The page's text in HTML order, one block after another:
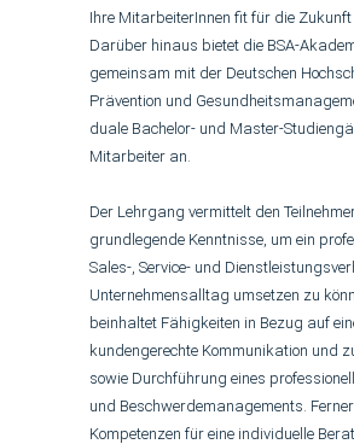
Ihre MitarbeiterInnen fit für die Zukunft
Darüber hinaus bietet die BSA-
gemeinsam mit der Deutschen
Prävention und
duale Bachelor- und Master-
Mitarbeiter an.
Der Lehrgang vermittelt den
grundlegende Kenntnisse, um ein
Sales-, Service- und
Unternehmensalltag umsetzen zu
beinhaltet Fähigkeiten in Bezug auf
kundengerechte Kommunikation und
sowie Durchführung eines
und Beschwerdemanagements.
Kompetenzen für eine individuelle